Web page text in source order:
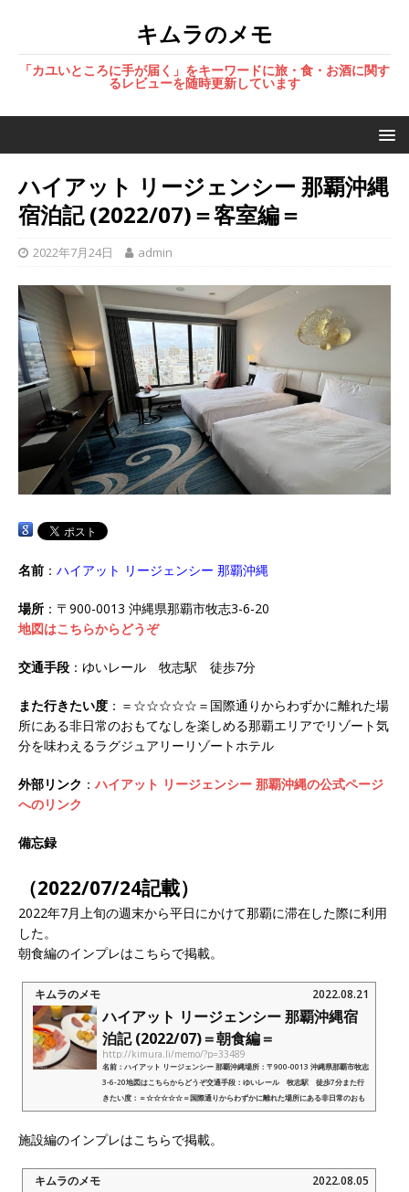
キムラのメモ
「カユいところに手が届く」をキーワードに旅・食・お酒に関す
るレビューを随時更新しています
ハイアット リージェンシー 那覇沖縄
宿泊記 (2022/07)＝客室編＝
2022年7月24日 admin
名前 ： ハイアット リージェンシー 那覇沖縄
場所 ：〒900-0013 沖縄県那覇市牧志3-6-20
地図はこちらからどうぞ
交通手段 ：ゆいレール 牧志駅 徒歩7分
また行きたい度 ：＝☆☆☆☆☆＝国際通りからわずかに離れた場
所にある非日常のおもてなしを楽しめる那覇エリアでリゾート気
分を味わえるラグジュアリーリゾートホテル
外部リンク ： ハイアット リージェンシー 那覇沖縄の公式ページ
へのリンク
備忘録
（2022/07/24記載）
2022年7月上旬の週末から平日にかけて那覇に滞在した際に利用
した。
朝食編のインプレはこちらで掲載。
キムラのメモ 2022.08.21
ハイアット リージェンシー 那覇沖縄宿
泊記 (2022/07)＝朝食編＝
http://kimura.li/memo/?p=33489
名前：ハイアット リージェンシー 那覇沖縄場所：〒900-0013 沖縄県那覇市牧志
3-6-20地図はこちらからどうぞ交通手段：ゆいレール 牧志駅 徒歩7分また行
きたい度：＝☆☆☆☆☆＝国際通りからわずかに離れた場所にある非日常のおも
てなしを楽しめる那覇エリアでリゾート...
施設編のインプレはこちらで掲載。
キムラのメモ 2022.08.05